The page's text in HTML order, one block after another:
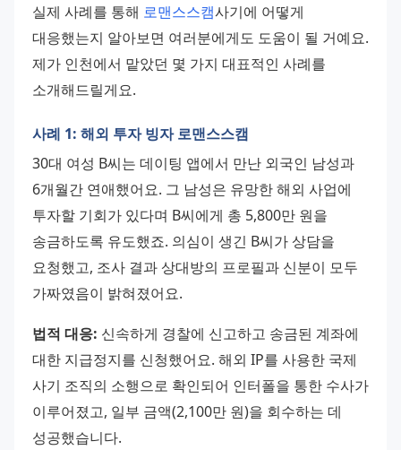
실제 사례를 통해 로맨스스캠사기에 어떻게
대응했는지 알아보면 여러분에게도 도움이 될 거예요.
제가 인천에서 맡았던 몇 가지 대표적인 사례를
소개해드릴게요.
사례 1: 해외 투자 빙자 로맨스스캠
30대 여성 B씨는 데이팅 앱에서 만난 외국인 남성과
6개월간 연애했어요. 그 남성은 유망한 해외 사업에
투자할 기회가 있다며 B씨에게 총 5,800만 원을
송금하도록 유도했죠. 의심이 생긴 B씨가 상담을
요청했고, 조사 결과 상대방의 프로필과 신분이 모두
가짜였음이 밝혀졌어요.
법적 대응: 신속하게 경찰에 신고하고 송금된 계좌에
대한 지급정지를 신청했어요. 해외 IP를 사용한 국제
사기 조직의 소행으로 확인되어 인터폴을 통한 수사가
이루어졌고, 일부 금액(2,100만 원)을 회수하는 데
성공했습니다.